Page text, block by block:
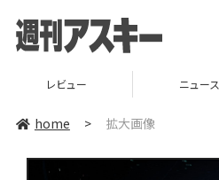
レビュー ニュース
home > 拡大画像